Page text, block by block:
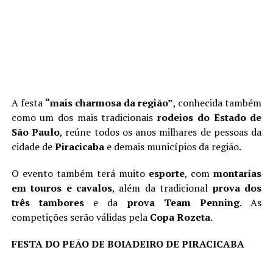
A festa “mais charmosa da região”, conhecida também
como um dos mais tradicionaisrodeios do Estado de
São Paulo, reúne todos os anos milhares de pessoas da
cidade dePiracicabae demais municípios da região.
O evento também terá muito esporte, commontarias
em touros e cavalos, além da tradicional prova dos
três tamborese da prova Team Penning. As
competições serão válidas pela Copa Rozeta.
FESTA DO PEÃO DE BOIADEIRO DE PIRACICABA